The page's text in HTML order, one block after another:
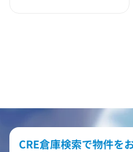
CRE倉庫検索で物件を